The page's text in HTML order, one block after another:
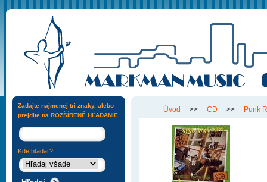
Úvod >> CD >> Punk
Zadajte najmenej tri znaky, alebo
prejdite na ROZŠÍRENÉ HĽADANIE
Kde hľadať?